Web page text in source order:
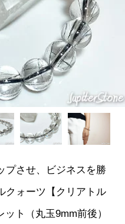
プさせ、ビジネスを勝
クォーツ【クリアトル
ト（丸玉9mm前後）